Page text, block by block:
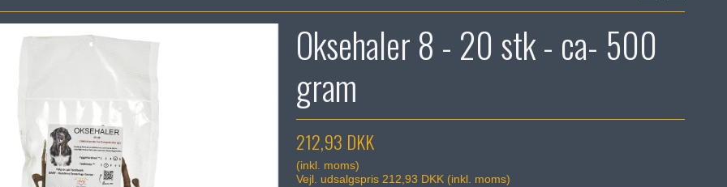
Oksehaler 8 - 20 stk - ca- 500
gram
212,93 DKK
(inkl. moms)
Vejl. udsalgspris 212,93 DKK (inkl. moms)